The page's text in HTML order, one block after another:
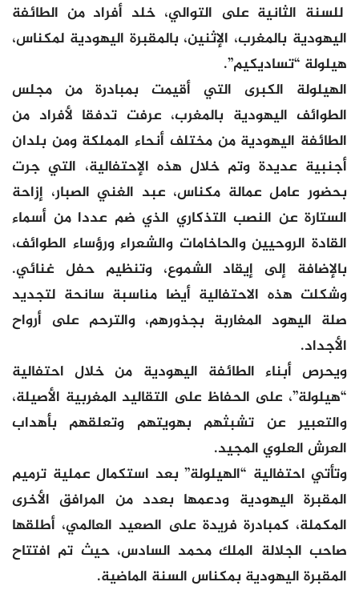
للسنة الثانية على التوالي، خلد أفراد من الطائفة
اليهودية بالمغرب، الإثنين، بالمقبرة اليهودية لمكناس،
هيلولة “تساديكيم”.
الهيلولة الكبرى التي أقيمت بمبادرة من مجلس
الطوائف اليهودية بالمغرب، عرفت تدفقا لأفراد من
الطائفة اليهودية من مختلف أنحاء المملكة ومن بلدان
أجنبية عديدة وتم خلال هذه الإحتفالية، التي جرت
بحضور عامل عمالة مكناس، عبد الغني الصبار، إزاحة
الستارة عن النصب التذكاري الذي ضم عددا من أسماء
القادة الروحيين والحاخامات والشعراء ورؤساء الطوائف،
بالإضافة إلى إيقاد الشموع، وتنظيم حفل غنائي.
وشكلت هذه الاحتفالية أيضا مناسبة سانحة لتجديد
صلة اليهود المغاربة بجذورهم، والترحم على أرواح
الأجداد.
ويحرص أبناء الطائفة اليهودية من خلال احتفالية
“هيلولة”، على الحفاظ على التقاليد المغربية الأصيلة،
والتعبير عن تشبثهم بهويتهم وتعلقهم بأهداب
العرش العلوي المجيد.
وتأتي احتفالية “الهيلولة” بعد استكمال عملية ترميم
المقبرة اليهودية ودعمها بعدد من المرافق الأخرى
المكملة، كمبادرة فريدة على الصعيد العالمي، أطلقها
صاحب الجلالة الملك محمد السادس، حيث تم افتتاح
المقبرة اليهودية بمكناس السنة الماضية.